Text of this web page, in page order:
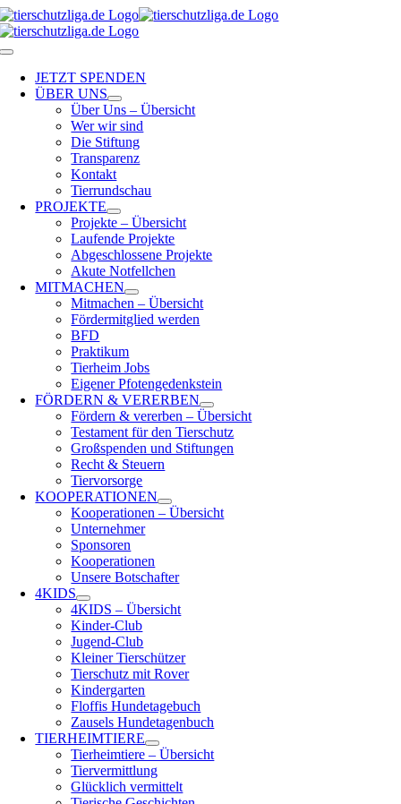
Skip
to
content
Toggle
NavigationJETZT SPENDEN
ÜBER UNS
Über Uns – Übersicht
Wer wir sind
Die Stiftung
Transparenz
Kontakt
Tierrundschau
PROJEKTE
Projekte – Übersicht
Laufende Projekte
Abgeschlossene Projekte
Akute Notfellchen
MITMACHEN
Mitmachen – Übersicht
Fördermitglied werden
BFD
Praktikum
Tierheim Jobs
Eigener Pfotengedenkstein
FÖRDERN & VERERBEN
Fördern & vererben – Übersicht
Testament für den Tierschutz
Großspenden und Stiftungen
Recht & Steuern
Tiervorsorge
KOOPERATIONEN
Kooperationen – Übersicht
Unternehmer
Sponsoren
Kooperationen
Unsere Botschafter
4KIDS
4KIDS – Übersicht
Kinder-Club
Jugend-Club
Kleiner Tierschützer
Tierschutz mit Rover
Kindergarten
Floffis Hundetagebuch
Zausels Hundetagenbuch
TIERHEIMTIERE
Tierheimtiere – Übersicht
Tiervermittlung
Glücklich vermittelt